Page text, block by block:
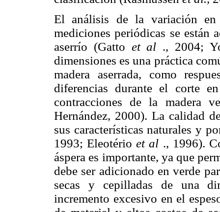
El análisis de la variación
mediciones periódicas se están
aserrío (Gatto et al ., 2004;
dimensiones es una práctica
madera aserrada, como
diferencias durante el corte
contracciones de la madera
Hernández, 2000). La calidad
sus características naturales y
1993; Eleotérioet al ., 1996).
áspera es importante, ya que
debe ser adicionado en verde
secas y cepilladas de una
incremento excesivo en el